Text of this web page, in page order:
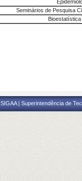
Seminários de Pesquisa
SIGAA | Superintendência de